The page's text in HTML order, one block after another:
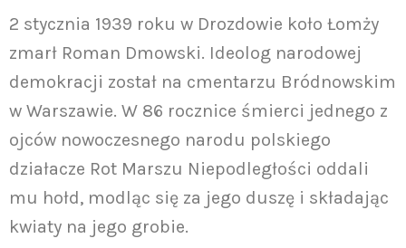
2 stycznia 1939 roku w Drozdowie koło Łomży
zmarł Roman Dmowski. Ideolog narodowej
demokracji został na cmentarzu Bródnowskim
w Warszawie. W 86 rocznice śmierci jednego z
ojców nowoczesnego narodu polskiego
działacze Rot Marszu Niepodległości oddali
mu hołd, modląc się za jego duszę i składając
kwiaty na jego grobie.